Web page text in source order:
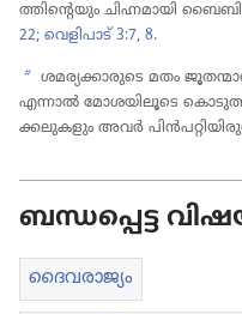
ത്തി​ന്റെ​യും ചിഹ്നമാ​യി
22; വെളി​പാട്‌ 3:7, 8.
b ശമര്യക്കാരുടെ മതം
എന്നാൽ മോശ​യി​ലൂ​ടെ കൊടുത്ത
ക്ക​ലു​ക​ളും അവർ
ബന്ധപ്പെട്ട
ദൈവ​രാ​ജ്യം​